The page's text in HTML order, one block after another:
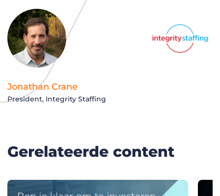
Jonathan Crane
President, Integrity Staffing
Gerelateerde content